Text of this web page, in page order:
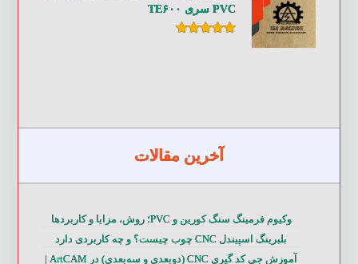
PVC سری TE۶۰۰
آخرین مقالات
وکیوم فرمینگ سنگ کورین و PVC؛ روش، مزایا و کاربردها
بلبرینگ اسپیندل CNC چوب چیست؟ و چه کاربردی دارد
آموزش جی کد گیری CNC (دوبعدی و سه‌بعدی) در ArtCAM |